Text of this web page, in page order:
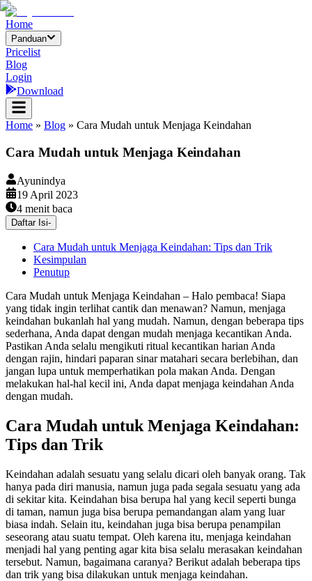
Home
Panduan
Pricelist
Blog
Login
Download
Home » Blog » Cara Mudah untuk Menjaga Keindahan
Cara Mudah untuk Menjaga Keindahan
Ayunindya
19 April 2023
4 menit baca
Daftar Isi-
Cara Mudah untuk Menjaga Keindahan: Tips dan Trik
Kesimpulan
Penutup
Cara Mudah untuk Menjaga Keindahan – Halo pembaca! Siapa
yang tidak ingin terlihat cantik dan menawan? Namun, menjaga
keindahan bukanlah hal yang mudah. Namun, dengan beberapa tips
sederhana, Anda dapat dengan mudah menjaga kecantikan Anda.
Pastikan Anda selalu mengikuti ritual kecantikan harian Anda
dengan rajin, hindari paparan sinar matahari secara berlebihan, dan
jangan lupa untuk memperhatikan pola makan Anda. Dengan
melakukan hal-hal kecil ini, Anda dapat menjaga keindahan Anda
dengan mudah.
Cara Mudah untuk Menjaga Keindahan:
Tips dan Trik
Keindahan adalah sesuatu yang selalu dicari oleh banyak orang. Tak
hanya pada diri manusia, namun juga pada segala sesuatu yang ada
di sekitar kita. Keindahan bisa berupa hal yang kecil seperti bunga
di taman, namun juga bisa berupa pemandangan alam yang luar
biasa indah. Selain itu, keindahan juga bisa berupa penampilan
seseorang atau suatu tempat. Oleh karena itu, menjaga keindahan
menjadi hal yang penting agar kita bisa selalu merasakan keindahan
tersebut. Namun, bagaimana caranya? Berikut adalah beberapa tips
dan trik yang bisa dilakukan untuk menjaga keindahan.